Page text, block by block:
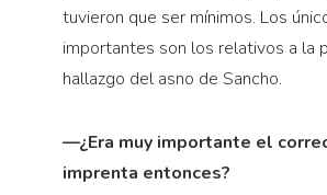
tuvieron que ser mínimos. Los
importantes son los relativos a la
hallazgo del asno de Sancho.
—¿Era muy importante el
imprenta entonces?